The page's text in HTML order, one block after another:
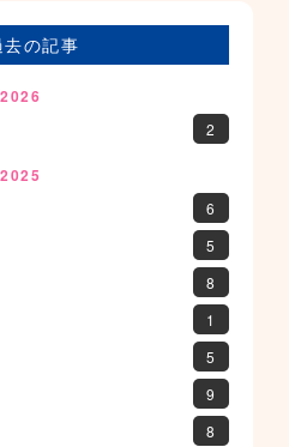
去の記事
2026
2
2025
6
5
8
1
5
9
8